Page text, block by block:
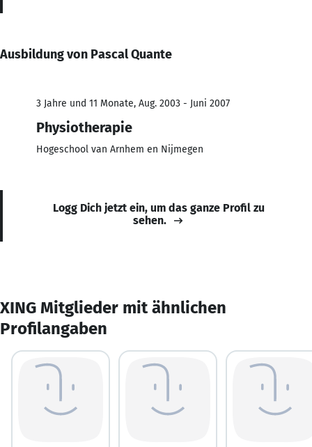
Ausbildung von Pascal Quante
3 Jahre und 11 Monate, Aug. 2003 - Juni 2007
Physiotherapie
Hogeschool van Arnhem en Nijmegen
Logg Dich jetzt ein, um das ganze Profil zu
sehen.
XING Mitglieder mit ähnlichen
Profilangaben